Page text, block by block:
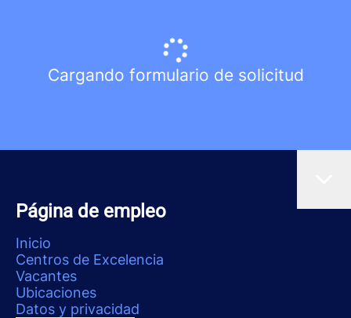
Cargando formulario de solicitud
Página de empleo
Inicio
Centros de Excelencia
Vacantes
Ubicaciones
Datos y privacidad